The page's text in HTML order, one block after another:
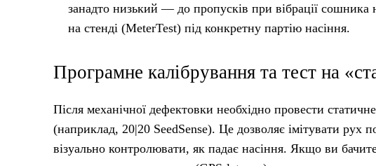
занадто низький — до пропусків при вібрації
на стенді (MeterTest) під конкретну партію насіння.
Програмне калібрування та тест на
Після механічної дефектовки необхідно провести
(наприклад, 20|20 SeedSense). Це дозволяє імітувати рух
візуально контролювати, як падає насіння. Якщо ви